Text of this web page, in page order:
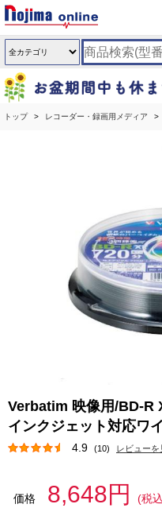
トップ レコーダー・録画用メディア
Verbatim 映像用/BD-R
インクジェット対応ワ
4.9 (10) レビューを
価格 8,648円
(税